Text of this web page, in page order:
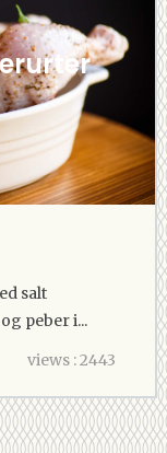
salt
peber i...
views : 2443